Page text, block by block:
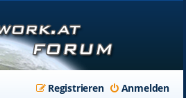
Anmelden
Registrieren